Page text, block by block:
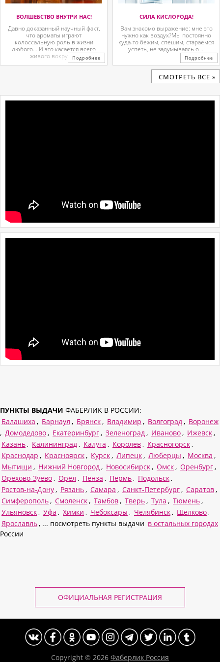
ВОЛШЕБСТВО ВНУТРИ НАС!
Давно доказанный научный факт,
что ароматы играют
колоссальную роль в жизни
любого… И это касается всего
живого вокруг. ...Подробнее
СИЛА КИСЛОРОДА!
Вам знакомо выражение: мне это
нужно как воздух?Мы постоянно
куда-то бежим, спешим, стараемся
успеть, не задумываясь о ...
Подробнее
CМОТРЕТЬ ВСЕ »
ПУНКТЫ ВЫДАЧИ ФАБЕРЛИК В РОССИИ:
Балашиха , Барнаул , Брянск , Владимир , Волгоград , Воронеж
, Домодедово , Екатеринбург , Зеленоград , Иваново , Ижевск ,
Казань , Калининград , Калуга , Королев , Красногорск ,
Краснодар , Красноярск , Курск , Липецк , Люберцы , Москва ,
Мытищи , Нижний Новгород , Новосибирск , Омск , Оренбург ,
Орехово-Зуево , Орёл , Пенза , Пермь , Подольск ,
Ростов-на-Дону , Рязань , Самара , Санкт-Петербург , Саратов ,
Симферополь , Смоленск , Тамбов , Тверь , Тула , Тюмень ,
Ульяновск , Уфа , Химки , Чебоксары , Челябинск , Щелково ,
Ярославль , ... посмотреть пункты выдачи в остальных городах
России
ОФИЦИАЛЬНАЯ РЕГИСТРАЦИЯ
Copyright © 2026 Фаберлик Россия